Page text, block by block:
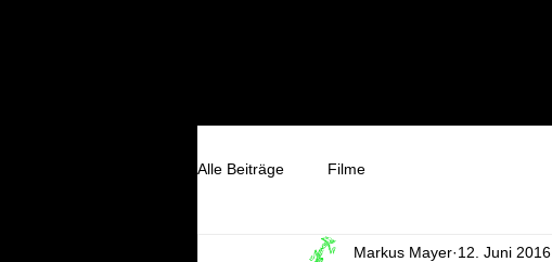
Alle Beiträge Filme
Markus Mayer 12. Juni 2016